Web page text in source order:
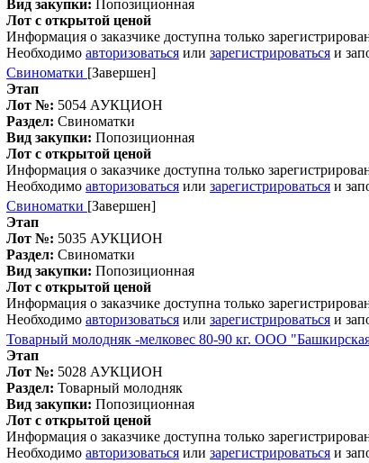
Вид закупки: Попозиционная
Лот с открытой ценой
Информация о заказчике доступна только
Необходимо авторизоваться или зарегистрироваться и
Свиноматки [Завершен]
Этап
Лот №: 5054 АУКЦИОН
Раздел: Свиноматки
Вид закупки: Попозиционная
Лот с открытой ценой
Информация о заказчике доступна только
Необходимо авторизоваться или зарегистрироваться и
Свиноматки [Завершен]
Этап
Лот №: 5035 АУКЦИОН
Раздел: Свиноматки
Вид закупки: Попозиционная
Лот с открытой ценой
Информация о заказчике доступна только
Необходимо авторизоваться или зарегистрироваться и
Товарный молодняк -мелковес 80-90 кг. ООО
Этап
Лот №: 5028 АУКЦИОН
Раздел: Товарный молодняк
Вид закупки: Попозиционная
Лот с открытой ценой
Информация о заказчике доступна только
Необходимо авторизоваться или зарегистрироваться и